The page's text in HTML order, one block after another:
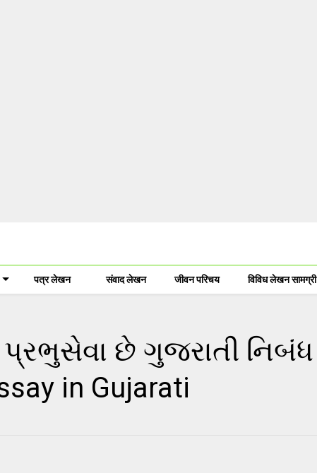
पत्र लेखन संवाद लेखन जीवन परिचय विविध लेखन सामग्री
છે ગુજરાતી નિબંધ
in Gujarati